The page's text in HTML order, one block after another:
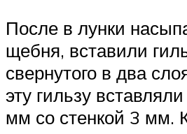
После в лунки
щебня, вставили
свернутого в два
эту гильзу
мм со стенкой 3 мм.